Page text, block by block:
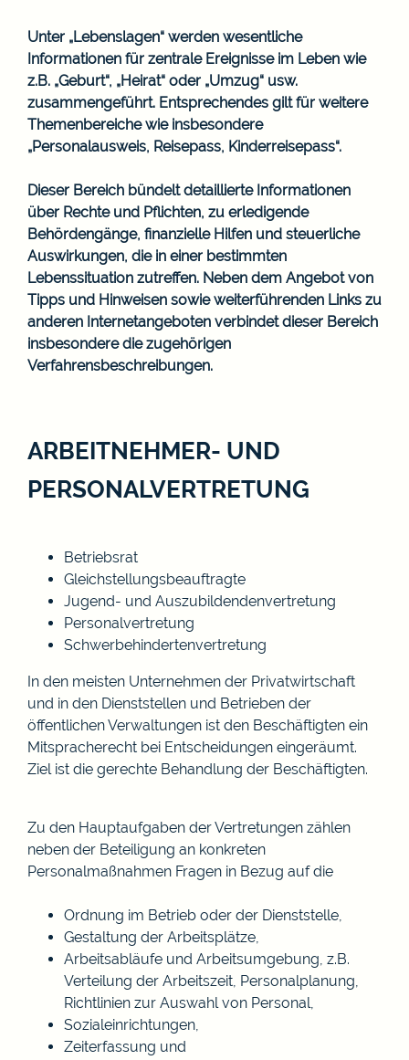
Unter „Lebenslagen“ werden wesentliche
Informationen für zentrale Ereignisse im Leben wie
z.B. „Geburt“, „Heirat“ oder „Umzug“ usw.
zusammengeführt. Entsprechendes gilt für weitere
Themenbereiche wie insbesondere
„Personalausweis, Reisepass, Kinderreisepass“.
Dieser Bereich bündelt detaillierte Informationen
über Rechte und Pflichten, zu erledigende
Behördengänge, finanzielle Hilfen und steuerliche
Auswirkungen, die in einer bestimmten
Lebenssituation zutreffen. Neben dem Angebot von
Tipps und Hinweisen sowie weiterführenden Links zu
anderen Internetangeboten verbindet dieser Bereich
insbesondere die zugehörigen
Verfahrensbeschreibungen.
ARBEITNEHMER- UND
PERSONALVERTRETUNG
Betriebsrat
Gleichstellungsbeauftragte
Jugend- und Auszubildendenvertretung
Personalvertretung
Schwerbehindertenvertretung
In den meisten Unternehmen der Privatwirtschaft
und in den Dienststellen und Betrieben der
öffentlichen Verwaltungen ist den Beschäftigten ein
Mitspracherecht bei Entscheidungen eingeräumt.
Ziel ist die gerechte Behandlung der Beschäftigten.
Zu den Hauptaufgaben der Vertretungen zählen
neben der Beteiligung an konkreten
Personalmaßnahmen Fragen in Bezug auf die
Ordnung im Betrieb oder der Dienststelle,
Gestaltung der Arbeitsplätze,
Arbeitsabläufe und Arbeitsumgebung, z.B.
Verteilung der Arbeitszeit, Personalplanung,
Richtlinien zur Auswahl von Personal,
Sozialeinrichtungen,
Zeiterfassung und